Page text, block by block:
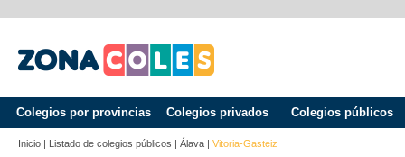
Colegios por provincias Colegios privados Colegios públicos
Inicio | Listado de colegios públicos | Álava | Vitoria-Gasteiz